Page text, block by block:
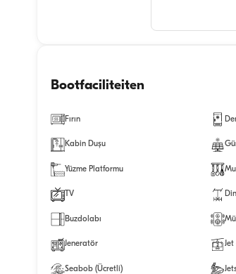
Bootfaciliteiten
Fırın
Kabin Duşu
Yüzme Platformu
TV
Buzdolabı
Jeneratör
Seabob (Ücretli)